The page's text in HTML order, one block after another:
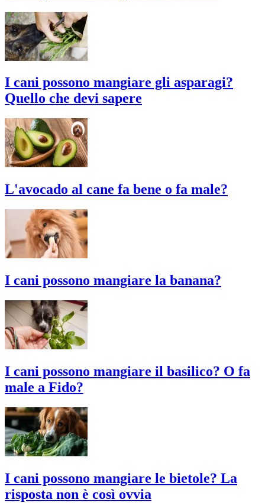
I cani possono mangiare gli asparagi?
Quello che devi sapere
L'avocado al cane fa bene o fa male?
I cani possono mangiare la banana?
I cani possono mangiare il basilico? O fa
male a Fido?
I cani possono mangiare le bietole? La
risposta non è così ovvia